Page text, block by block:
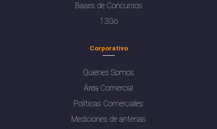
Bases de Concursos
13Go
Corporativo
Quiénes Somos
Área Comercial
Políticas Comerciales
Mediciones de antenas